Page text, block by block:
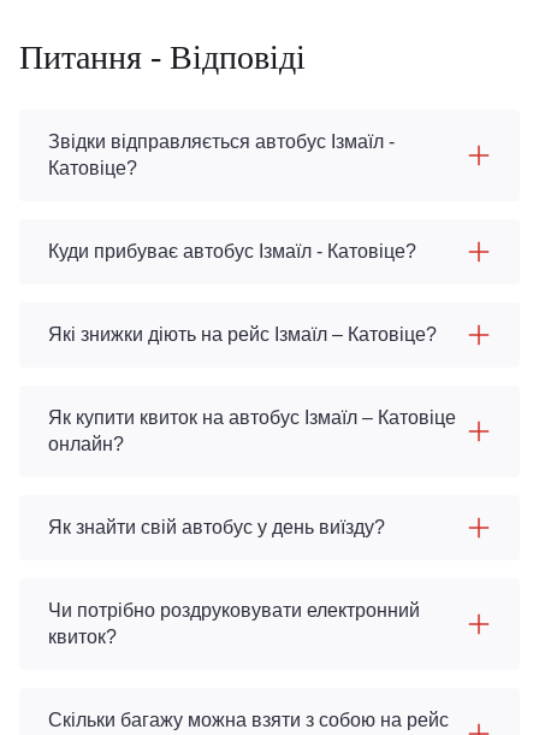
Питання - Відповіді
Звідки відправляється автобус Ізмаїл -
Катовіце?
Куди прибуває автобус Ізмаїл - Катовіце?
Які знижки діють на рейс Ізмаїл – Катовіце?
Як купити квиток на автобус Ізмаїл – Катовіце
онлайн?
Як знайти свій автобус у день виїзду?
Чи потрібно роздруковувати електронний
квиток?
Скільки багажу можна взяти з собою на рейс